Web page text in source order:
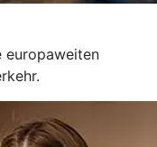
europaweiten